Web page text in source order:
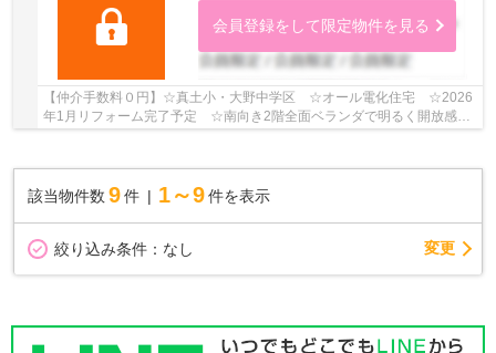
会員登録をして限定物件を見る
【仲介手数料０円】☆真土小・大野中学区 ☆オール電化住宅 ☆2026
年1月リフォーム完了予定 ☆南向き2階全面ベランダで明るく開放感あ
該当物件数 9件 1～9 件を表示
絞り込み条件： なし 変更